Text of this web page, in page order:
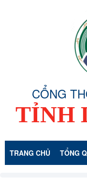
CỔNG
TỈNH
TRANG CHỦ TỔNG